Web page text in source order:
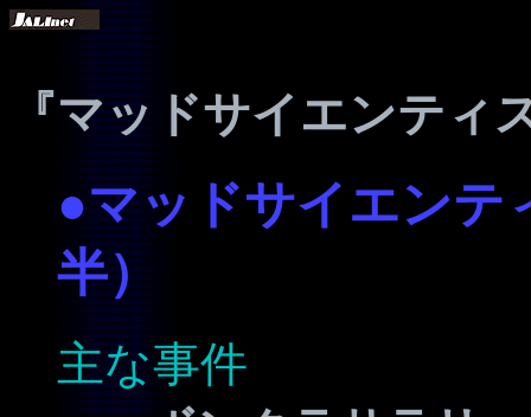
『マッドサイエンティ
●マッドサイエンテ
半）
主な事件